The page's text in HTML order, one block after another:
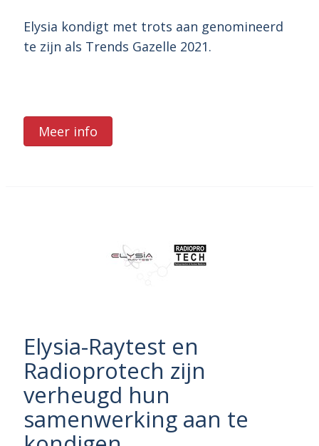
Elysia kondigt met trots aan genomineerd
te zijn als Trends Gazelle 2021.
Meer info
Elysia-Raytest en
Radioprotech zijn
verheugd hun
samenwerking aan te